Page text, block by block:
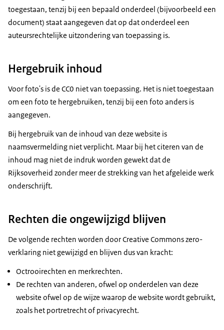
toegestaan, tenzij bij een bepaald onderdeel (bijvoorbeeld een
document) staat aangegeven dat op dat onderdeel een
auteursrechtelijke uitzondering van toepassing is.
Hergebruik inhoud
Voor foto's is de CC0 niet van toepassing. Het is niet toegestaan
om een foto te hergebruiken, tenzij bij een foto anders is
aangegeven.
Bij hergebruik van de inhoud van deze website is
naamsvermelding niet verplicht. Maar bij het citeren van de
inhoud mag niet de indruk worden gewekt dat de
Rijksoverheid zonder meer de strekking van het afgeleide werk
onderschrijft.
Rechten die ongewijzigd blijven
De volgende rechten worden door Creative Commons zero-
verklaring niet gewijzigd en blijven dus van kracht:
Octrooirechten en merkrechten.
De rechten van anderen, ofwel op onderdelen van deze
website ofwel op de wijze waarop de website wordt gebruikt,
zoals het portretrecht of privacyrecht.